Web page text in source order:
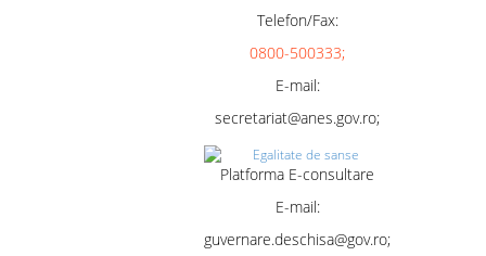
Telefon/Fax:
0800-500333;
E-mail:
secretariat@anes.gov.ro;
Platforma E-consultare
E-mail:
guvernare.deschisa@gov.ro;